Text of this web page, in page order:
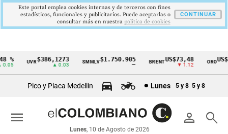
Cintillo
económicos
Colombia
UVR$386,1273
▲ 0.03
SMMLV$1.750.905 BRENTUS$73,48
▼ 1.12
ORO
Pico y Placa Medellín Lunes 5 y 8 5 y 8
person search
Lunes, 10 de Agosto de 2026
menu
Este portal emplea cookies internas y de terceros con fines
estadísticos, funcionales y publicitarios. Puede aceptarlas o
consultar más en nuestra politica de cookies
CONTINUAR